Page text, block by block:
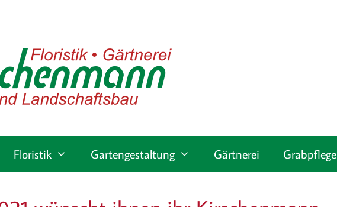
Floristik Gartengestaltung Gärtnerei Grabpflege